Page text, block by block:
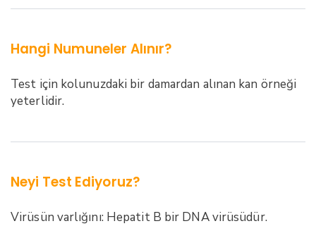
Hangi Numuneler Alınır?
Test için kolunuzdaki bir damardan alınan kan örneği
yeterlidir.
Neyi Test Ediyoruz?
Virüsün varlığını: Hepatit B bir DNA virüsüdür.